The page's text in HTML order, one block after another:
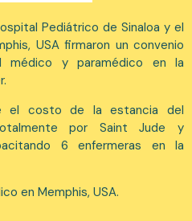
Pediátrico de Sinaloa y el
USA firmaron un convenio
médico y paramédico en la
el costo de la estancia del
por Saint Jude y
6 enfermeras en la
en Memphis, USA.